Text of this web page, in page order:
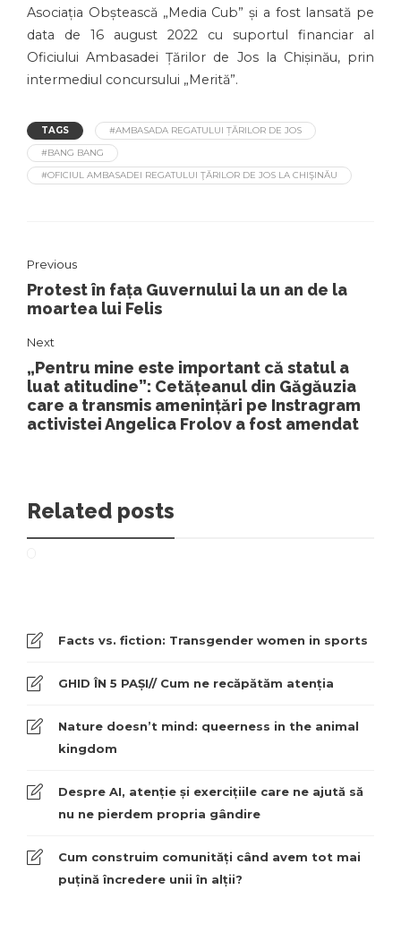
Asociația Obștească „Media Cub” și a fost lansată pe
data de 16 august 2022 cu suportul financiar al
Oficiului Ambasadei Țărilor de Jos la Chișinău, prin
intermediul concursului „Merită”.
TAGS
#AMBASADA REGATULUI ȚĂRILOR DE JOS
#BANG BANG
#OFICIUL AMBASADEI REGATULUI ŢĂRILOR DE JOS LA CHIŞINĂU
Previous
Protest în fața Guvernului la un an de la
moartea lui Felis
Next
„Pentru mine este important că statul a
luat atitudine”: Cetățeanul din Găgăuzia
care a transmis amenințări pe Instragram
activistei Angelica Frolov a fost amendat
Related posts
Facts vs. fiction: Transgender women in sports
GHID ÎN 5 PAȘI// Cum ne recăpătăm atenția
Nature doesn’t mind: queerness in the animal
kingdom
Despre AI, atenție și exercițiile care ne ajută să
nu ne pierdem propria gândire
Cum construim comunități când avem tot mai
puțină încredere unii în alții?